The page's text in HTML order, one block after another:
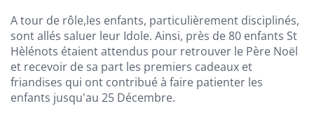
A tour de rôle,les enfants, particulièrement disciplinés,
sont allés saluer leur Idole. Ainsi, près de 80 enfants St
Hèlénots étaient attendus pour retrouver le Père Noël
et recevoir de sa part les premiers cadeaux et
friandises qui ont contribué à faire patienter les
enfants jusqu'au 25 Décembre.